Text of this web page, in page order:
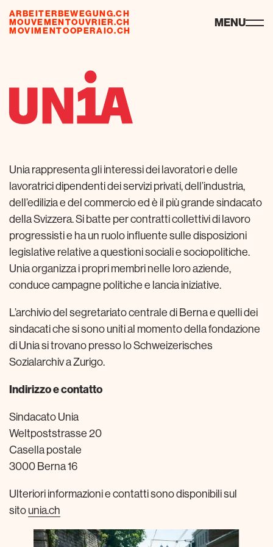
ARBEITERBEWEGUNG.CH
MOUVEMENTOUVRIER.CH
MOVIMENTOOPERAIO.CH
risorse MENU
Unia rappresenta gli interessi dei lavoratori e delle
lavoratrici dipendenti dei servizi privati, dell’industria,
dell’edilizia e del commercio ed è il più grande sindacato
della Svizzera. Si batte per contratti collettivi di lavoro
progressisti e ha un ruolo influente sulle disposizioni
legislative relative a questioni sociali e sociopolitiche.
Unia organizza i propri membri nelle loro aziende,
conduce campagne politiche e lancia iniziative.
L’archivio del segretariato centrale di Berna e quelli dei
sindacati che si sono uniti al momento della fondazione
di Unia si trovano presso lo Schweizerisches
Sozialarchiv a Zurigo.
Indirizzo e contatto
Sindacato Unia
Weltpoststrasse 20
Casella postale
3000 Berna 16
Ulteriori informazioni e contatti sono disponibili sul
sitounia.ch